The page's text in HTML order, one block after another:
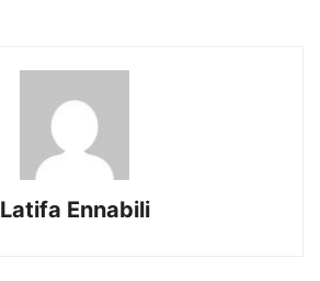
Latifa Ennabili